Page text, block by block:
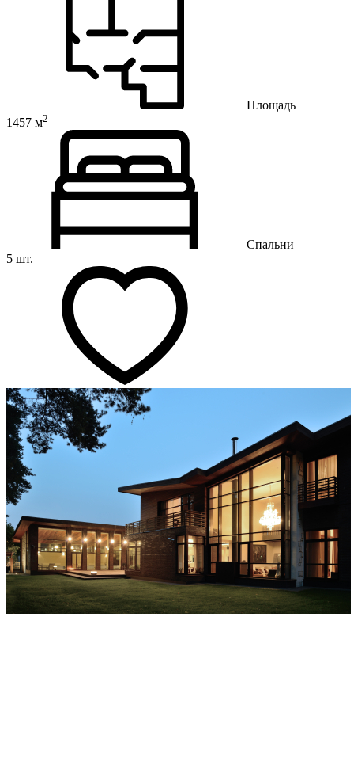
Площадь
1457 м2
Спальни
5 шт.